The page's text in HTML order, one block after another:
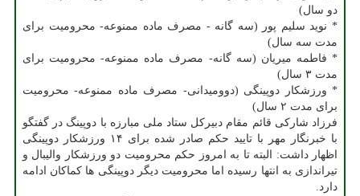
دو سال)
* نوید سلیم پور (سه گانه - مصرف ماده ممنوعه- محرومیت برای
مدت سه سال)
* فاطمه میریان (سه گانه- مصرف ماده ممنوعه- محرومیت برای
مدت ۳ سال)
* ورزشکار دوپینگی (دوومیدانی- مصرف ماده ممنوعه- محرومیت
برای مدت ۲ سال)
فرزاد شارکی قائم مقام دبیرکل ستاد ملی مبارزه با دوپینگ در گفتگو
با خبرنگار مهر با تایید حکم صادر شده برای ۱۴ ورزشکار دوپینگی
اظهار داشت: البته تا به امروز حکم محرومیت دو ورزشکار والیبال و
تیراندازی به انتها رسیده اما محرومیت دیگر دوپینگی ها کماکان ادامه
دارد.